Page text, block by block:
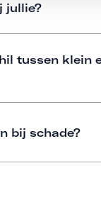
jullie?
tussen klein
bij schade?